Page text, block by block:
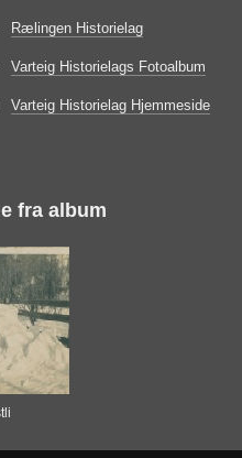
Rælingen Historielag
Varteig Historielags Fotoalbum
Varteig Historielag Hjemmeside
fra album